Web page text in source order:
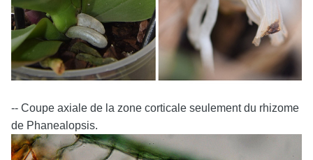
-- Coupe axiale de la zone corticale seulement du rhizome
de Phanealopsis.